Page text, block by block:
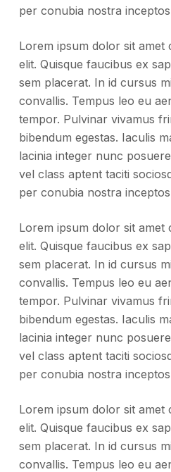
per conubia nostra
Lorem ipsum dolor sit amet
elit. Quisque faucibus ex
sem placerat. In id cursus
convallis. Tempus leo eu
tempor. Pulvinar vivamus
bibendum egestas. Iaculis
lacinia integer nunc
vel class aptent taciti
per conubia nostra
Lorem ipsum dolor sit amet
elit. Quisque faucibus ex
sem placerat. In id cursus
convallis. Tempus leo eu
tempor. Pulvinar vivamus
bibendum egestas. Iaculis
lacinia integer nunc
vel class aptent taciti
per conubia nostra
Lorem ipsum dolor sit amet
elit. Quisque faucibus ex
sem placerat. In id cursus
convallis. Tempus leo eu